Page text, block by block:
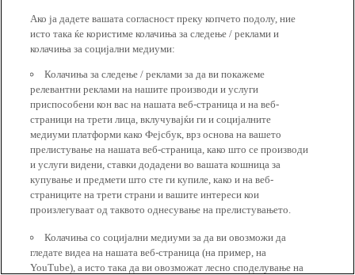
Ако ја дадете вашата согласност преку копчето подолу, ние
исто така ќе користиме колачиња за следење / реклами и
колачиња за социјални медиуми:
Колачиња за следење / реклами за да ви покажеме
релевантни реклами на нашите производи и услуги
приспособени кон вас на нашата веб-страница и на веб-
страници на трети лица, вклучувајќи ги и социјалните
медиуми платформи како Фејсбук, врз основа на вашето
прелистување на нашата веб-страница, како што се производи
и услуги видени, ставки додадени во вашата кошница за
купување и предмети што сте ги купиле, како и на веб-
страниците на трети страни и вашите интереси кои
произлегуваат од таквото однесување на прелистувањето.
Колачиња со социјални медиуми за да ви овозможи да
гледате видеа на нашата веб-страница (на пример, на
YouTube), а исто така да ви овозможат лесно споделување на